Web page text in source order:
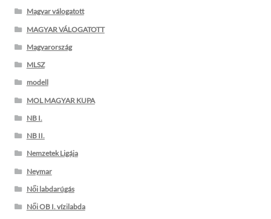
Magyar válogatott
MAGYAR VÁLOGATOTT
Magyarország
MLSZ
modell
MOL MAGYAR KUPA
NB I.
NB II.
Nemzetek Ligája
Neymar
Női labdarúgás
Női OB I. vízilabda